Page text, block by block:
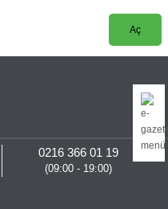
Aç
0216 366 01 19
(09:00 - 19:00)